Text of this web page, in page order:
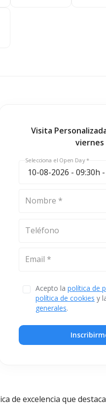
Visita
viernes
Selecciona el Open Day *
Nombre *
Teléfono
Email *
Acepto la política de
política de cookies y
generales.
de excelencia que